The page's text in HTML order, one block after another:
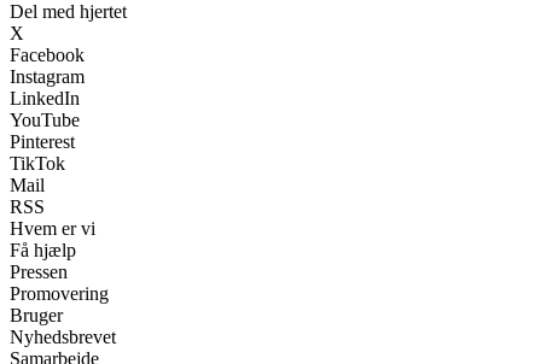
Del med hjertet
X
Facebook
Instagram
LinkedIn
YouTube
Pinterest
TikTok
Mail
RSS
Hvem er vi
Få hjælp
Pressen
Promovering
Bruger
Nyhedsbrevet
Samarbejde